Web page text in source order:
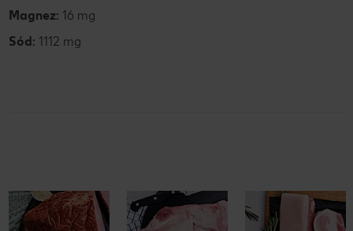
Magnez: 16 mg
Sód: 1112 mg